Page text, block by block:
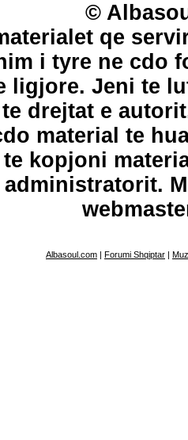
©
qe
i tyre ne cdo
ligjore. Jeni te
drejtat e
material te
kopjoni
administratorit.
Albasoul.com | Forumi Shqiptar |